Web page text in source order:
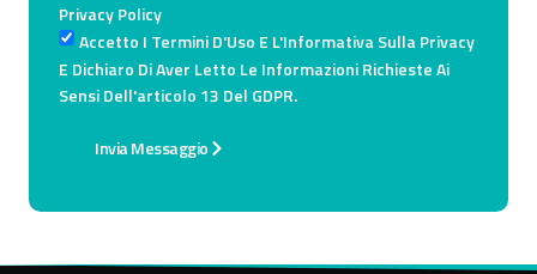
Privacy Policy
Accetto I Termini D'Uso E L'Informativa Sulla Privacy
E Dichiaro Di Aver Letto Le Informazioni Richieste Ai
Sensi Dell'articolo 13 Del GDPR.
Invia Messaggio